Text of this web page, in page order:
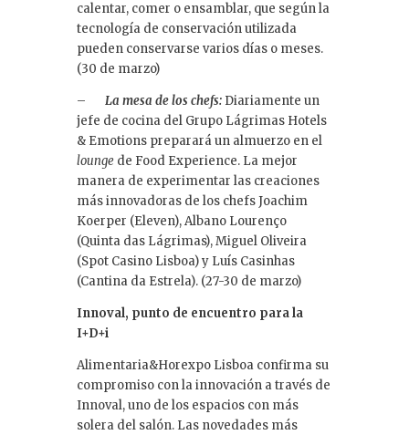
calentar, comer o ensamblar, que según la
tecnología de conservación utilizada
pueden conservarse varios días o meses.
(30 de marzo)
– La mesa de los chefs: Diariamente un
jefe de cocina del Grupo Lágrimas Hotels
& Emotions preparará un almuerzo en el
lounge de Food Experience. La mejor
manera de experimentar las creaciones
más innovadoras de los chefs Joachim
Koerper (Eleven), Albano Lourenço
(Quinta das Lágrimas), Miguel Oliveira
(Spot Casino Lisboa) y Luís Casinhas
(Cantina da Estrela). (27-30 de marzo)
Innoval, punto de encuentro para la
I+D+i
Alimentaria&Horexpo Lisboa confirma su
compromiso con la innovación a través de
Innoval, uno de los espacios con más
solera del salón. Las novedades más